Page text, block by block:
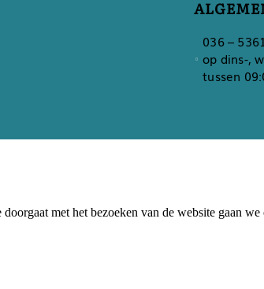
036 –
op dins-,
tussen
met het bezoeken van de website gaan